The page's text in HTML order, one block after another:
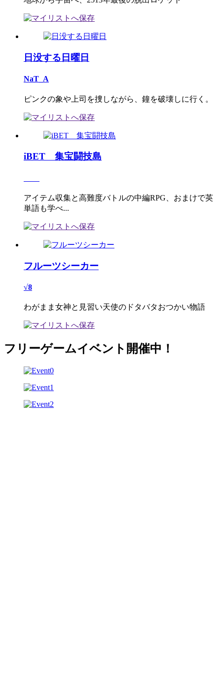
日没する日曜日
NaT_A
ピンクの象や上司を捜しながら、鐘を破壊しに行く。
iBET 集宝闘技島
アイテム収集と高難度バトルの中編RPG、おまけで英
単語も学べ...
フルーツシーカー
√8
わがまま女神と見習い天使のドタバタおつかい物語
フリーゲームイベント開催中！